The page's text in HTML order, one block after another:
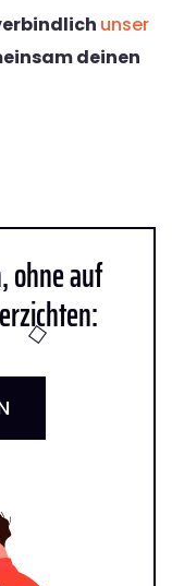
unser
deinen
ohne auf